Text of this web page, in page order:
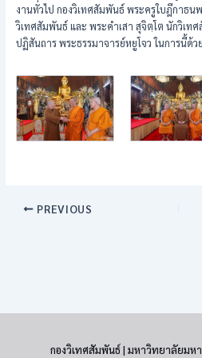
งานทั่วไป กองวิเทศสัมพันธ์ พระครูใบฎีกาธน
วิเทศสัมพันธ์ และ พระคำเสา สุจิตฺโต นักวิเท
ปฏิสันถาร พระธรรมาจารย์หยูโจว ในการนี้ด้ว
PREVIOUS
กองวิเทศสัมพันธ์ | มหาวิทยาลัยมห